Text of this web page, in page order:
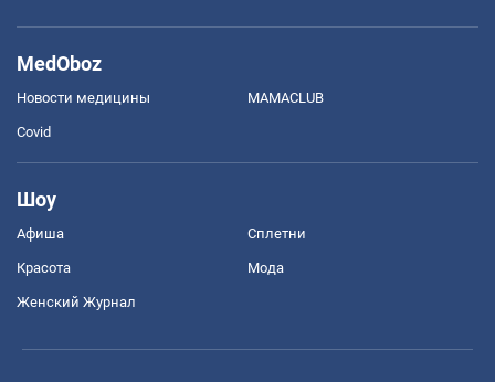
MedOboz
Новости медицины MAMACLUB
Covid
Шоу
Афиша Сплетни
Красота Мода
Женский Журнал